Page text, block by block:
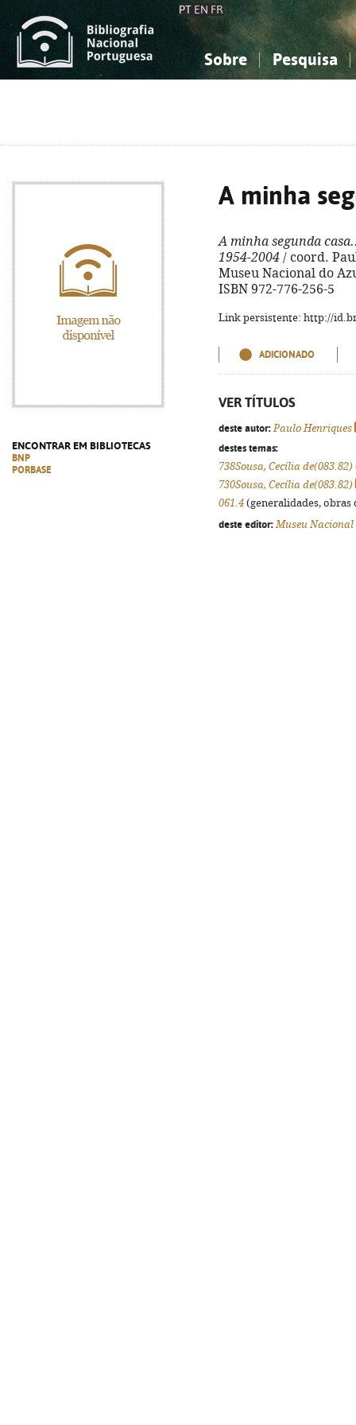
PT EN FR
Sobre Pesquisa
ENCONTRAR EM BIBLIOTECAS
BNP
PORBASE
A minha
A minha segunda
1954-2004 / coord.
Museu Nacional do
ISBN 972-776-256-5
Link persistente: http://
ADICIONADO
VER TÍTULOS
deste autor: Paulo Henriques
destes temas:
738Sousa, Cecília de(083.82)
730Sousa, Cecília de(083.82)
061.4 (generalidades,
deste editor: Museu Nacional